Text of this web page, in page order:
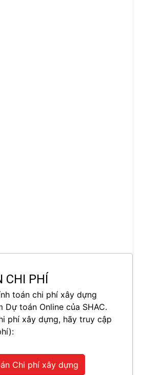
CHI PHÍ
toán chi phí xây dựng
Dự toán Online của SHAC.
phí xây dựng, hãy truy cập
Chi phí xây dựng